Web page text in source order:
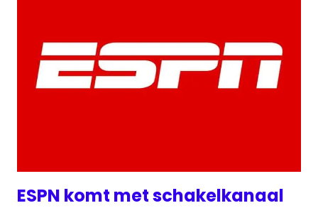
ESPN komt met schakelkanaal